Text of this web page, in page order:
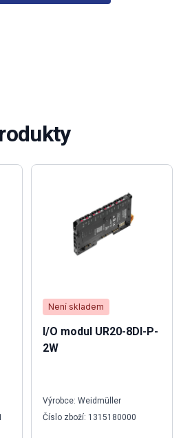
Není skladem
I/O modul UR20-8DI-P-
2W
Výrobce: Weidmüller
Číslo zboží: 1315180000